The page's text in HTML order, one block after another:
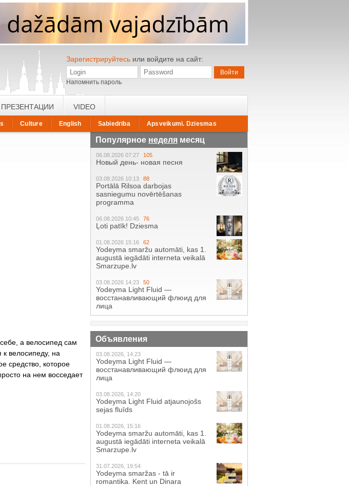
Зарегистрируйтесь или войдите на сайт:
Напомнить пароль
Culture English Sabiedriba Apsveikumi. Dziesmas
ПРЕЗЕНТАЦИИ VIDEO
а велосипед сам
велосипеду, на
средство, которое
на нем восседает
Популярное неделя месяц
06.08.2026 07:27 105
Новый день- новая песня
03.08.2026 10:13 88
Portālā Rilsoa darbojas
sasniegumu novērtēšanas
programma
06.08.2026 10:45 76
Ļoti patīk! Dziesma
01.08.2026 15:16 62
Yodeyma smaržu automāti, kas 1.
augustā iegādāti interneta veikalā
Smarzupe.lv
03.08.2026 14:23 50
Yodeyma Light Fluid —
восстанавливающий флюид для
лица
Объявления
03.08.2026, 14:23
Yodeyma Light Fluid —
восстанавливающий флюид для
лица
03.08.2026, 14:20
Yodeyma Light Fluid atjaunojošs
sejas fluīds
01.08.2026, 15:16
Yodeyma smaržu automāti, kas 1.
augustā iegādāti interneta veikalā
Smarzupe.lv
31.07.2026, 19:54
Yodeyma smaržas - tā ir
romantika. Kent un Dinara